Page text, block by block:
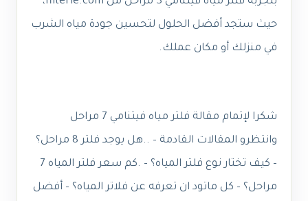
حيث ستجد أفضل الحلول لتحسين جودة مياه الشرب
في منزلك أو مكان عملك.
شكرا لإتمام مقالة فلتر مياه فيتنامي 7 مراحل
وانتظرو المقالات القادمة – ..هل يوجد فلتر 8 مراحل؟
– كيف تختار نوع فلتر المياه؟ – .كم سعر فلتر المياه 7
مراحل؟ – كل ماتود ان تعرفه عن فلاتر المياه؟ – أفضل